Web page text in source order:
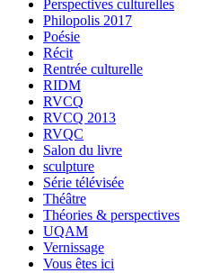
Perspectives culturelles
Philopolis 2017
Poésie
Récit
Rentrée culturelle
RIDM
RVCQ
RVCQ 2013
RVQC
Salon du livre
sculpture
Série télévisée
Théâtre
Théories & perspectives
UQAM
Vernissage
Vous êtes ici